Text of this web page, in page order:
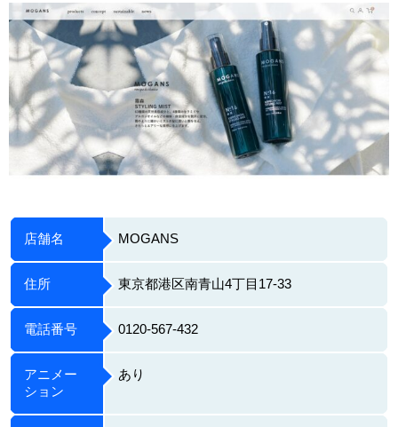
店舗名 MOGANS
住所 東京都港区南青山4丁目17-33
電話番号 0120-567-432
アニメー
ション
あり